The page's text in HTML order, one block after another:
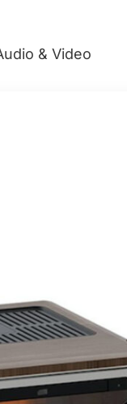
& Video